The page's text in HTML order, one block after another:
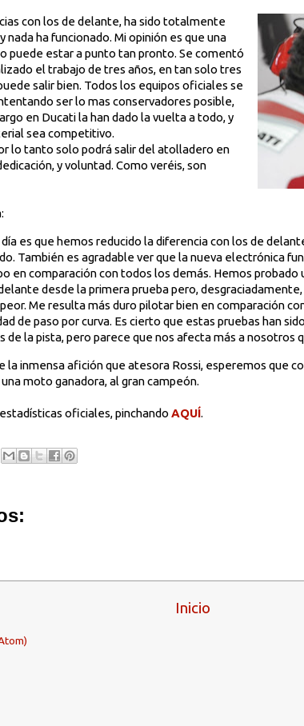
con los de delante, ha sido totalmente
ha funcionado. Mi opinión es que una
puede estar a punto tan pronto. Se comentó
el trabajo de tres años, en tan solo tres
salir bien. Todos los equipos oficiales se
ser lo mas conservadores posible,
en Ducati la han dado la vuelta a todo, y
sea competitivo.
lo tanto solo podrá salir del atolladero en
y voluntad. Como veréis, son
es que hemos reducido la diferencia con los de
También es agradable ver que la nueva electrónica
en comparación con todos los demás. Hemos probado
desde la primera prueba pero,
Me resulta más duro pilotar bien en comparación
de paso por curva. Es cierto que estas pruebas han
de la pista, pero parece que nos afecta más a nosotros
la inmensa afición que atesora Rossi, esperemos que
moto ganadora, al gran campeón.
oficiales, pinchando AQUÍ.
Inicio